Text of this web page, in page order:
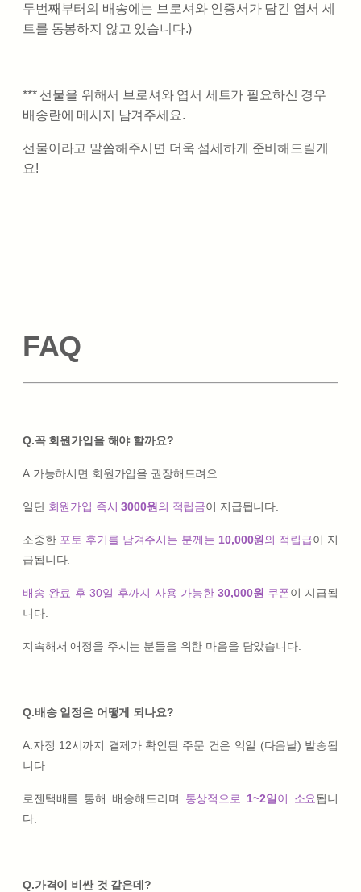
두번째부터의 배송에는 브로셔와 인증서가 담긴 엽서 세
트를 동봉하지 않고 있습니다.)
*** 선물을 위해서 브로셔와 엽서 세트가 필요하신 경우
배송란에 메시지 남겨주세요.
선물이라고 말씀해주시면 더욱 섬세하게 준비해드릴게
요!
FAQ
Q.꼭 회원가입을 해야 할까요?
A.가능하시면 회원가입을 권장해드려요.
일단 회원가입 즉시3000원 의 적립금이 지급됩니다.
소중한 포토 후기를 남겨주시는 분께는 10,000원 의 적립급이 지
급됩니다.
배송 완료 후 30일 후까지 사용 가능한30,000원 쿠폰이 지급됩
니다.
지속해서 애정을 주시는 분들을 위한 마음을 담았습니다.
Q.배송 일정은 어떻게 되나요?
A.자정 12시까지 결제가 확인된 주문 건은 익일 (다음날) 발송됩
니다.
로젠택배를 통해 배송해드리며 통상적으로 1~2일 이 소요됩니
다.
Q.가격이 비싼 것 같은데?